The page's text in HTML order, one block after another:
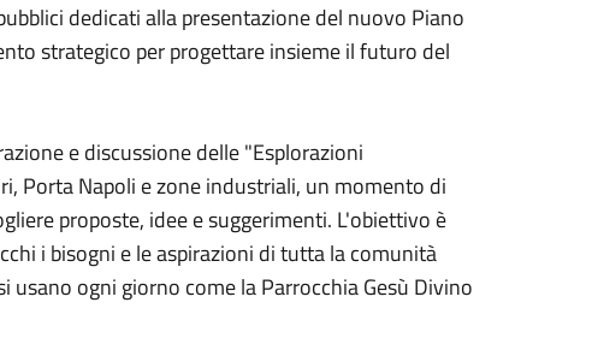
dedicati alla presentazione del nuovo Piano
strategico per progettare insieme il futuro del
e discussione delle "Esplorazioni
Porta Napoli e zone industriali, un momento di
proposte, idee e suggerimenti. L'obiettivo è
i bisogni e le aspirazioni di tutta la comunità
ogni giorno come la Parrocchia Gesù Divino